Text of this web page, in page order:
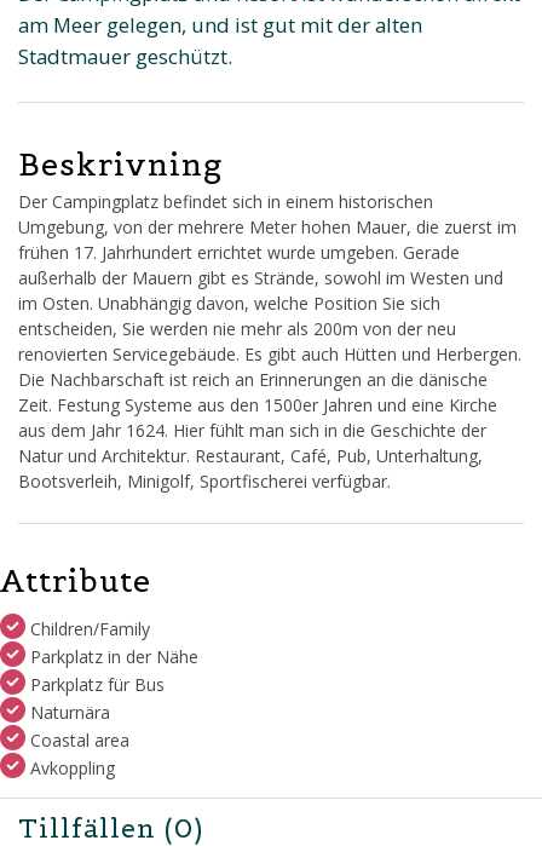
am Meer gelegen, und ist gut mit der alten
Stadtmauer geschützt.
Beskrivning
Der Campingplatz befindet sich in einem historischen
Umgebung, von der mehrere Meter hohen Mauer, die zuerst im
frühen 17. Jahrhundert errichtet wurde umgeben. Gerade
außerhalb der Mauern gibt es Strände, sowohl im Westen und
im Osten. Unabhängig davon, welche Position Sie sich
entscheiden, Sie werden nie mehr als 200m von der neu
renovierten Servicegebäude. Es gibt auch Hütten und Herbergen.
Die Nachbarschaft ist reich an Erinnerungen an die dänische
Zeit. Festung Systeme aus den 1500er Jahren und eine Kirche
aus dem Jahr 1624. Hier fühlt man sich in die Geschichte der
Natur und Architektur. Restaurant, Café, Pub, Unterhaltung,
Bootsverleih, Minigolf, Sportfischerei verfügbar.
Attribute
Children/Family
Parkplatz in der Nähe
Parkplatz für Bus
Naturnära
Coastal area
Avkoppling
Tillfällen (0)